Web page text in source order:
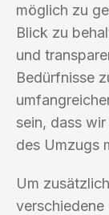
möglich zu
Blick zu
und
Bedürfnisse
sein, dass
des Umzugs
Um
verschiedene